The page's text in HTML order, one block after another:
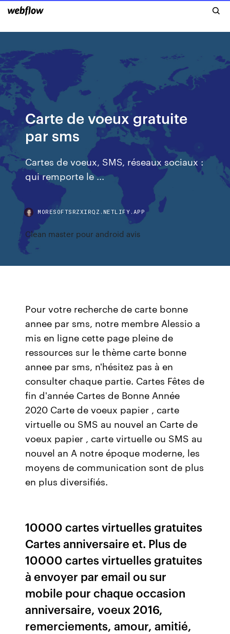
Carte de voeux gratuite
par sms
Cartes de voeux, SMS, réseaux sociaux :
qui remporte le ...
MORESOFTSRZXIRQZ.NETLIFY.APP
Clean master pour android avis
Pour votre recherche de carte bonne
annee par sms, notre membre Alessio a
mis en ligne cette page pleine de
ressources sur le thème carte bonne
annee par sms, n'hésitez pas à en
consulter chaque partie. Cartes Fêtes de
fin d'année Cartes de Bonne Année
2020 Carte de voeux papier , carte
virtuelle ou SMS au nouvel an Carte de
voeux papier , carte virtuelle ou SMS au
nouvel an A notre époque moderne, les
moyens de communication sont de plus
en plus diversifiés.
10000 cartes virtuelles gratuites
Cartes anniversaire et. Plus de
10000 cartes virtuelles gratuites
à envoyer par email ou sur
mobile pour chaque occasion
anniversaire, voeux 2016,
remerciements, amour, amitié,